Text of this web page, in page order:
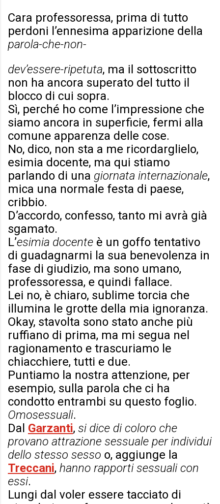
Cara professoressa, prima di tutto
perdoni l’ennesima apparizione della
parola-che-non-
dev’essere-ripetuta, ma il sottoscritto
non ha ancora superato del tutto il
blocco di cui sopra.
Sì, perché ho come l’impressione che
siamo ancora in superficie, fermi alla
comune apparenza delle cose.
No, dico, non sta a me ricordarglielo,
esimia docente, ma qui stiamo
parlando di una giornata internazionale,
mica una normale festa di paese,
cribbio.
D’accordo, confesso, tanto mi avrà già
sgamato.
L’esimia docente è un goffo tentativo
di guadagnarmi la sua benevolenza in
fase di giudizio, ma sono umano,
professoressa, e quindi fallace.
Lei no, è chiaro, sublime torcia che
illumina le grotte della mia ignoranza.
Okay, stavolta sono stato anche più
ruffiano di prima, ma mi segua nel
ragionamento e trascuriamo le
chiacchiere, tutti e due.
Puntiamo la nostra attenzione, per
esempio, sulla parola che ci ha
condotto entrambi su questo foglio.
Omosessuali.
Dal Garzanti, si dice di coloro che
provano attrazione sessuale per individui
dello stesso sesso o, aggiunge la
Treccani, hanno rapporti sessuali con
essi.
Lungi dal voler essere tacciato di